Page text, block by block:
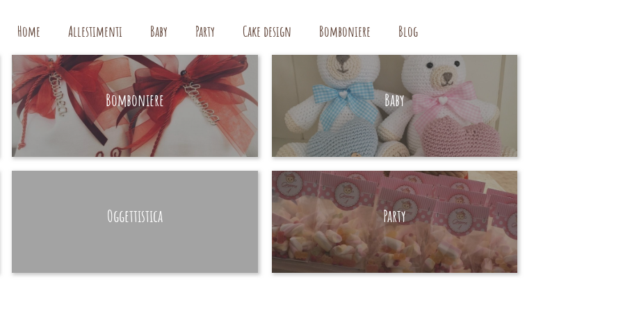
Home Allestimenti Baby Party Cake design Bomboniere Blog
Bomboniere
HAND MADE
Baby
HAND MADE
Oggettistica Party